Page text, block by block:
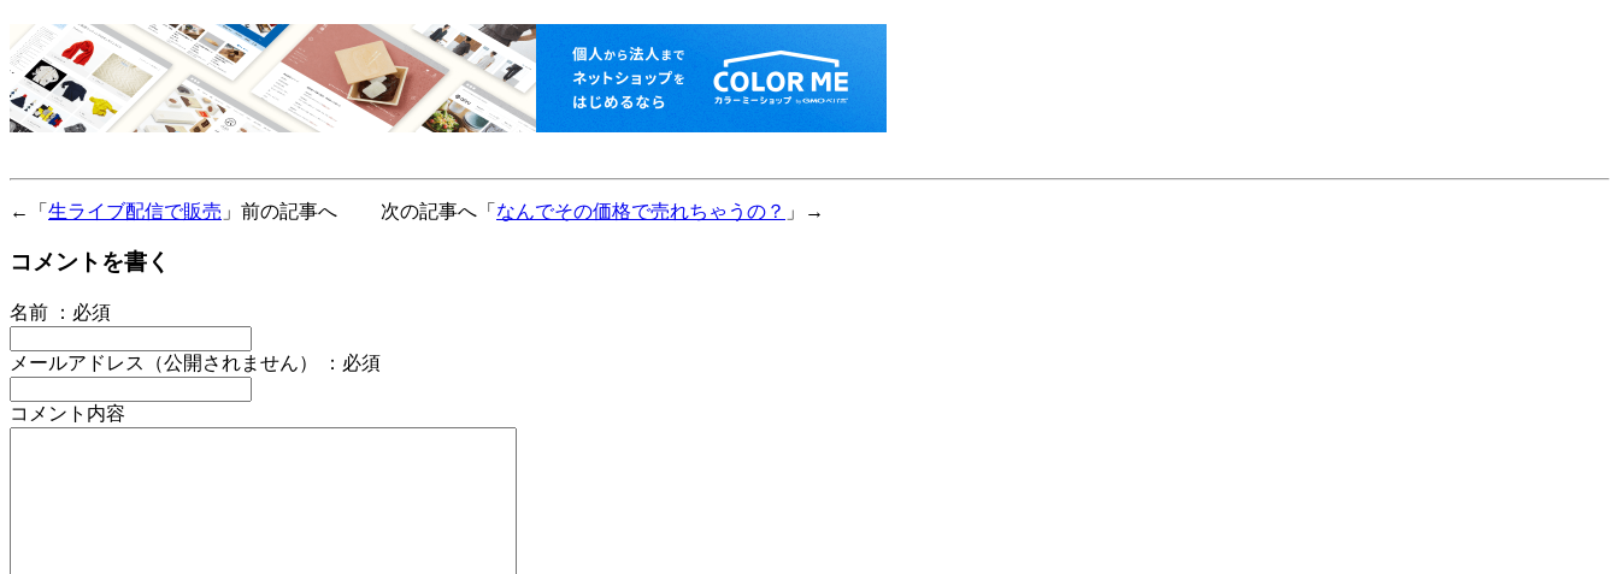
←「 生ライブ配信で販売 」前の記事へ 次の記事へ「 なんでその価格で売れちゃうの？ 」→
コメントを書く
名前 ：必須
メールアドレス（公開されません） ：必須
コメント内容